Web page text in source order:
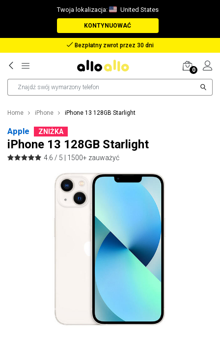
Twoja lokalizacja: United States
KONTYNUOWAĆ
Zwrot pieniędzy w przypadku zagubienia paczki
0
Home iPhone iPhone 13 128GB Starlight
Apple ZNIŻKA
iPhone 13 128GB Starlight
4.6 / 5 | 1500+ zauważyć